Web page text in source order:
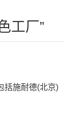
工厂”
括施耐德(北京)